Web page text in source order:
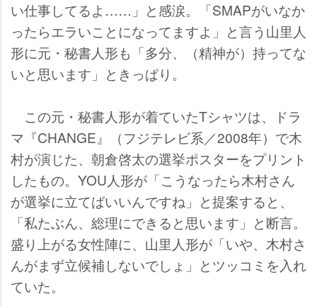
い仕事してるよ……」と感涙。「SMAPがいなか
ったらエラいことになってますよ」と言う山里人
形に元・秘書人形も「多分、（精神が）持ってな
いと思います」ときっぱり。
この元・秘書人形が着ていたTシャツは、ドラ
マ『CHANGE』（フジテレビ系／2008年）で木
村が演じた、朝倉啓太の選挙ポスターをプリント
したもの。YOU人形が「こうなったら木村さん
が選挙に立てばいいんですね」と提案すると、
「私たぶん、総理にできると思います」と断言。
盛り上がる女性陣に、山里人形が「いや、木村さ
んがまず立候補しないでしょ」とツッコミを入れ
ていた。